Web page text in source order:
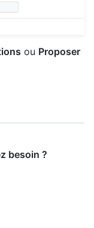
ou Proposer
besoin ?